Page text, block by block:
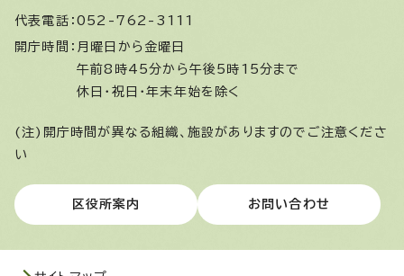
代表電話： 052-762-3111
開庁時間： 月曜日から金曜日
午前8時45分から午後5時15分まで
休日・祝日・年末年始を除く
(注)開庁時間が異なる組織、施設がありますのでご注意くださ
い
区役所案内 お問い合わせ